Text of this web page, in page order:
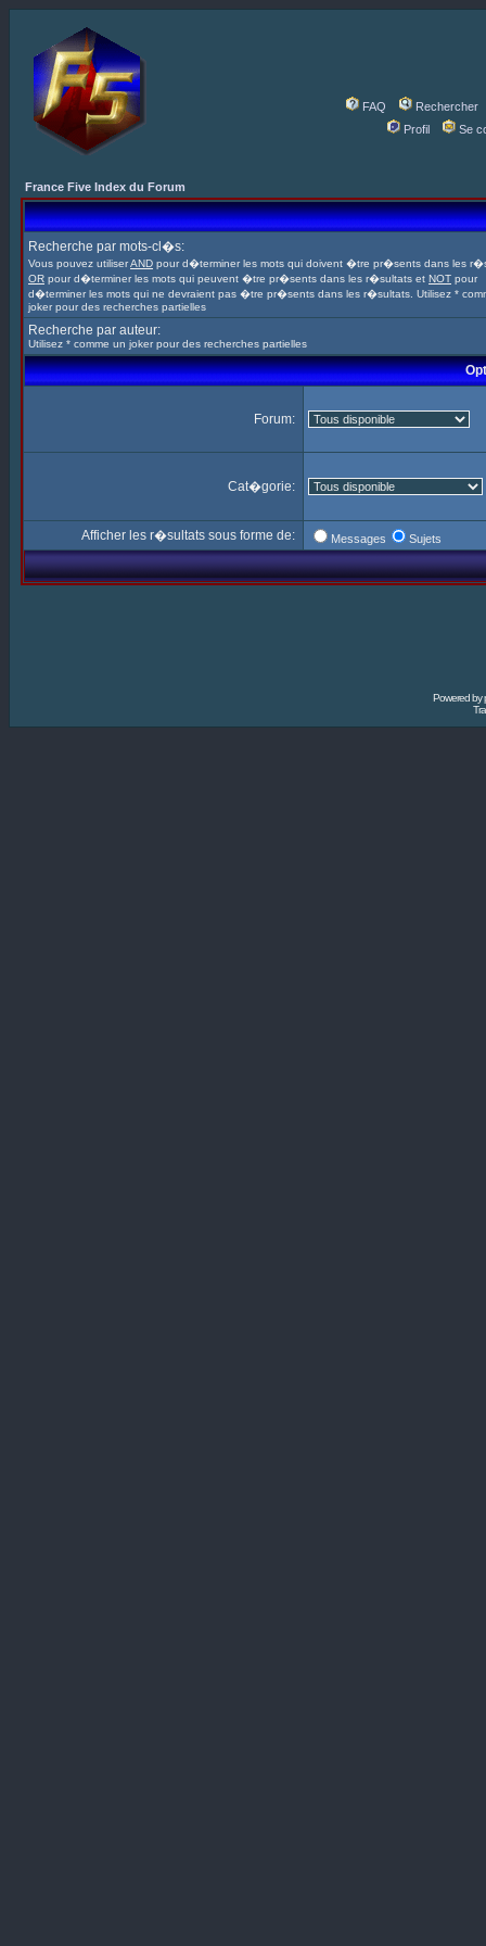
FAQ
Rechercher
Profil
Se
France Five Index du Forum
Recherche par mots-cl�s:
Vous pouvez utiliserAND pour d�terminer les mots qui doivent �tre pr�sents dans les
OR pour d�terminer les mots qui peuvent �tre pr�sents dans les r�sultats et NOT pour
d�terminer les mots qui ne devraient pas �tre pr�sents dans les r�sultats. Utilisez *
joker pour des recherches partielles
Recherche par auteur:
Utilisez * comme un joker pour des recherches partielles
Forum:
Cat�gorie:
Afficher les r�sultats sous forme de: Messages Sujets
Powered by